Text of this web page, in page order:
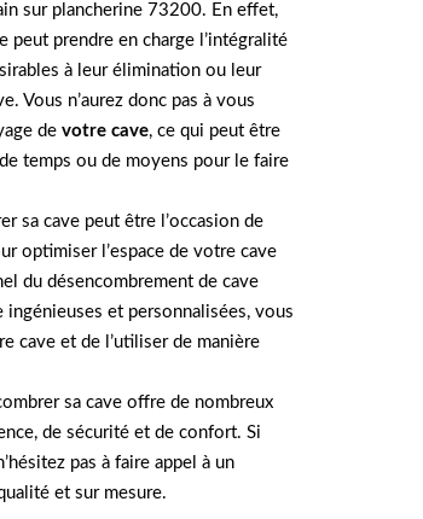
sur plancherine 73200. En effet,
peut prendre en charge l’intégralité
à leur élimination ou leur
Vous n’aurez donc pas à vous
de votre cave, ce qui peut être
temps ou de moyens pour le faire
sa cave peut être l’occasion de
optimiser l’espace de votre cave
du désencombrement de cave
et personnalisées, vous
cave et de l’utiliser de manière
sa cave offre de nombreux
de sécurité et de confort. Si
pas à faire appel à un
et sur mesure.